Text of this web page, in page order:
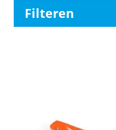
Filteren